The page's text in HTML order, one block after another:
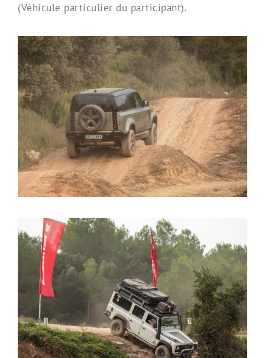
(Véhicule particulier du participant).